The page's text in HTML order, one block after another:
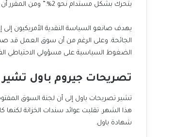
يتحرك بشكل مستدام نحو 2%.” ومن المقرر أن يدلي بشهادته يوم الأربعاء أمام لجنة الخدمات المالية في مجلس النواب.
الجائحة. وعلى الرغم من أن سوق العمل قد
الضغوط السياسية على مسؤولي الاحتياطي
تصريحات جيروم باول تشير
تشير تصريحات باول إلى أن لجنة السوق
شهادة باول.